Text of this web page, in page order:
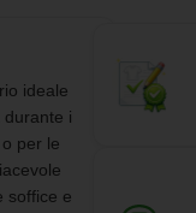
ideale
i
per le
soffice e